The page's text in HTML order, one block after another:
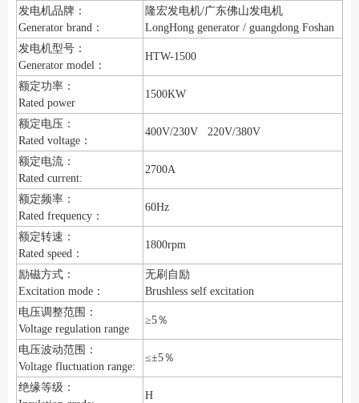
发电机品牌：
Generator brand：
隆宏发电机/广东佛山发电机
LongHong generator / guangdong Foshan
发电机型号：
Generator model：
HTW-1500
额定功率：
Rated power
1500KW
额定电压：
Rated voltage：
400V/230V 220V/380V
额定电流：
Rated current:
2700A
额定频率：
Rated frequency：
60Hz
额定转速：
Rated speed：
1800rpm
励磁方式：
Excitation mode：
无刷自励
Brushless self excitation
电压调整范围：
Voltage regulation range
≥5％
电压波动范围：
Voltage fluctuation range:
≤±5％
绝缘等级：
H